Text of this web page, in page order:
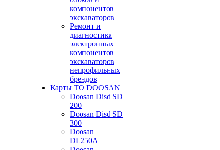
компонентов
экскаваторов
Ремонт и
диагностика
электронных
компонентов
экскаваторов
непрофильных
брендов
Карты ТО DOOSAN
Doosan Disd SD
200
Doosan Disd SD
300
Doosan
DL250A